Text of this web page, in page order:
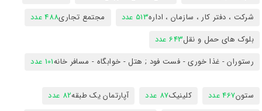
شرکت ، دفتر کار ، سازمان ، اداره513 عدد مجتمع تجاری488 عدد
بلوک های حمل و نقل643 عدد
رستوران - غذا خوری - فست فود ; هتل - خوابگاه - مسافر خانه101 عدد
ستون467 عدد کلینیک87 عدد آپارتمان یک طبقه82 عدد